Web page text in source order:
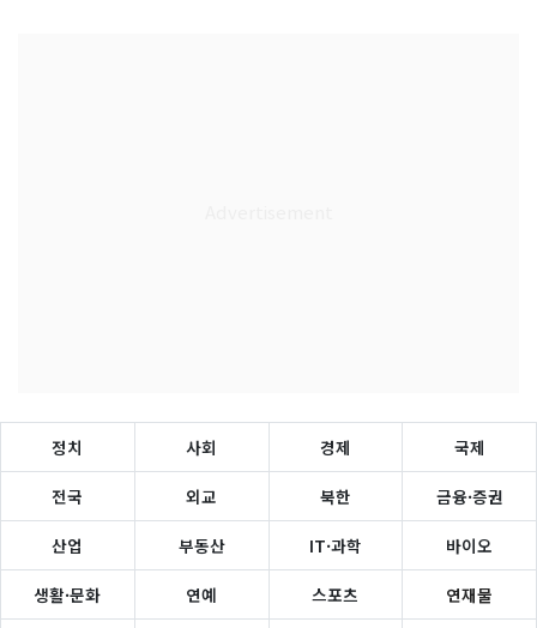
정치 사회 경제 국제
전국 외교 북한 금융·증권
산업 부동산 IT·과학 바이오
생활·문화 연예 스포츠 연재물